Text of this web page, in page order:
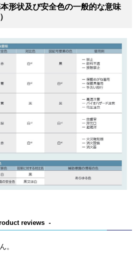
形状及び安全色の一般的な意味
reviews
。